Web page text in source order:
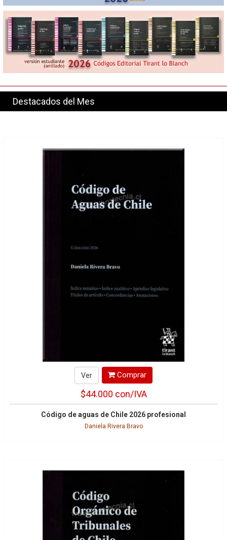
Destacados del Mes
Ver Comprar
$44.000 con/IVA
Código de aguas de Chile 2026 profesional
Daniela Rivera Bravo